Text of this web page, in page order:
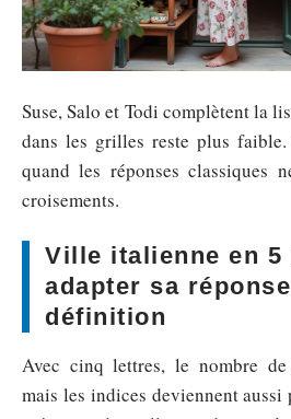
Suse, Salo et Todi complètent la
dans les grilles reste plus faible.
quand les réponses classiques
croisements.
Ville italienne en 5
adapter sa
définition
Avec cinq lettres, le nombre de
mais les indices deviennent